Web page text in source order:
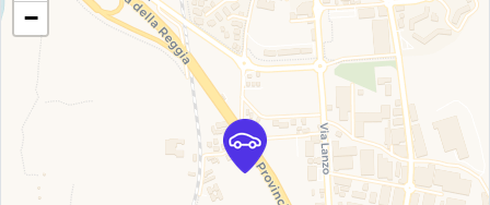
−